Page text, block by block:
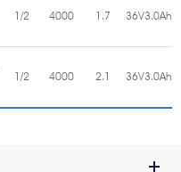
1/2 4000 1.7 36V3.0Ah
1/2 4000 2.1 36V3.0Ah